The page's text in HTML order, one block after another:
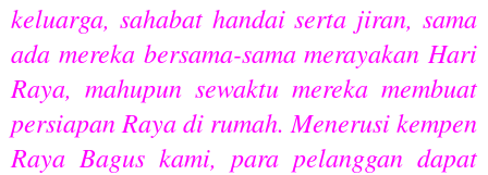
keluarga, sahabat handai serta jiran, sama
ada mereka bersama-sama merayakan Hari
Raya, mahupun sewaktu mereka membuat
persiapan Raya di rumah. Menerusi kempen
Raya Bagus kami, para pelanggan dapat